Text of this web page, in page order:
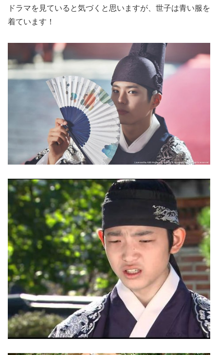
ドラマを見ていると気づくと思いますが、世子は青い服を
着ています！